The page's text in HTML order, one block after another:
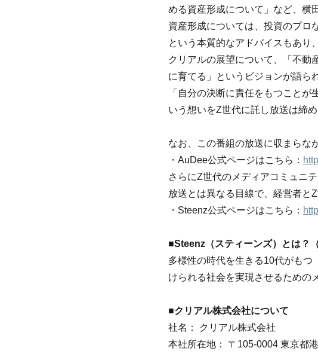
める資産形成について」など、横
資産形成については、投資のプロ
という本質的なアドバイスもあり
クリアルの展望について、「不動
に育てる」というビジョンが語ら
「自分の決断に責任をもつこと
いう想いをZ世代に託し放送は締
なお、この番組の放送に収まらな
・AuDee公式ページはこちら：
さらにZ世代のメディアコミュニ
放送とは異なる目線で、経営者と
・Steenz公式ページはこちら：
■Steenz（スティーンズ）とは？
多様性の時代を生きる10代がもつ
けられる社会を実現させるための
■クリアル株式会社について
社名： クリアル株式会社
本社所在地： 〒105-0004 東京都